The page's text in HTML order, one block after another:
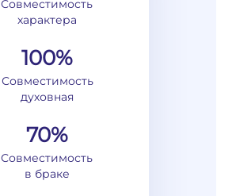
Совместимость
характера
100%
Совместимость
духовная
70%
Совместимость
в браке